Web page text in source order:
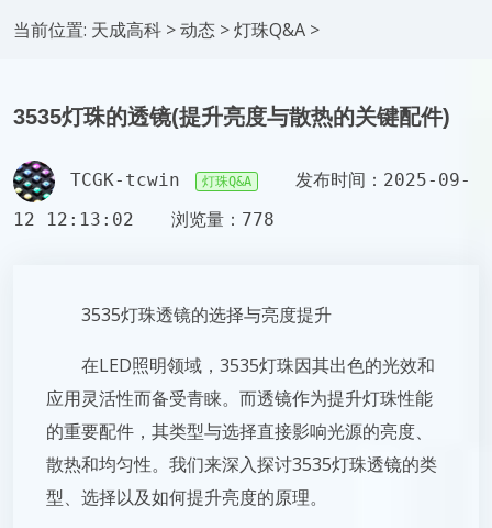
当前位置: 天成高科 >动态 >灯珠Q&A >
3535灯珠的透镜(提升亮度与散热的关键配件)
TCGK-tcwin 灯珠Q&A
发布时间：2025-09-
12 12:13:02
浏览量：778
3535灯珠透镜的选择与亮度提升
在LED照明领域，3535灯珠因其出色的光效和
应用灵活性而备受青睐。而透镜作为提升灯珠性能
的重要配件，其类型与选择直接影响光源的亮度、
散热和均匀性。我们来深入探讨3535灯珠透镜的类
型、选择以及如何提升亮度的原理。